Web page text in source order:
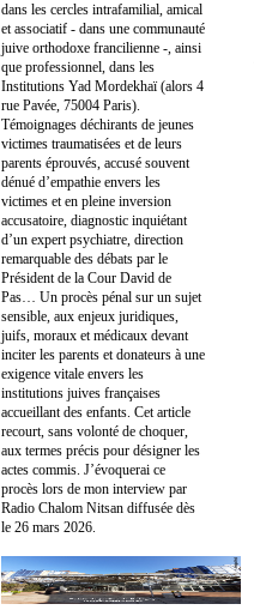
dans les cercles intrafamilial, amical
et associatif - dans une communauté
juive orthodoxe francilienne -, ainsi
que professionnel, dans les
Institutions Yad Mordekhaï (alors 4
rue Pavée, 75004 Paris).
Témoignages déchirants de jeunes
victimes traumatisées et de leurs
parents éprouvés, accusé souvent
dénué d’empathie envers les
victimes et en pleine inversion
accusatoire, diagnostic inquiétant
d’un expert psychiatre, direction
remarquable des débats par le
Président de la Cour David de
Pas… Un procès pénal sur un sujet
sensible, aux enjeux juridiques,
juifs, moraux et médicaux devant
inciter les parents et donateurs à une
exigence vitale envers les
institutions juives françaises
accueillant des enfants. Cet article
recourt, sans volonté de choquer,
aux termes précis pour désigner les
actes commis. J’évoquerai ce
procès lors de mon interview par
Radio Chalom Nitsan diffusée dès
le 26 mars 2026.